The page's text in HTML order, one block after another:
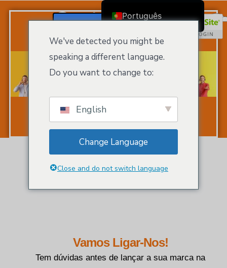
Contacte-Nos
Vamos Ligar-Nos!
Tem dúvidas antes de lançar a sua marca na
We've detected you might be
speaking a different language.
Do you want to change to:
English
Change Language
Close and do not switch language
Português
Ελληνικά
Suomi
Bahasa Indonesia
Norsk bokmål